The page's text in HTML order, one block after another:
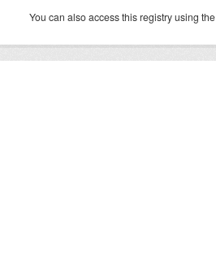
You can also access this registry using the